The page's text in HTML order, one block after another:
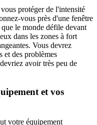
protéger de l'intensité
vous près d'une fenêtre
le monde défile devant
dans les zones à fort
Vous devrez
et des problèmes
avoir très peu de
et vos
votre équipement